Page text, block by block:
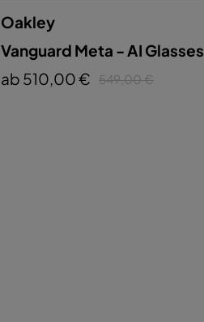
Oakley
Vanguard Meta - AI Glasses
ab 510,00 € 549,00 €